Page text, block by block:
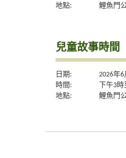
地點:
鯉魚門
兒童故事時間
日期:
2026年
時間:
下午3
地點:
鯉魚門